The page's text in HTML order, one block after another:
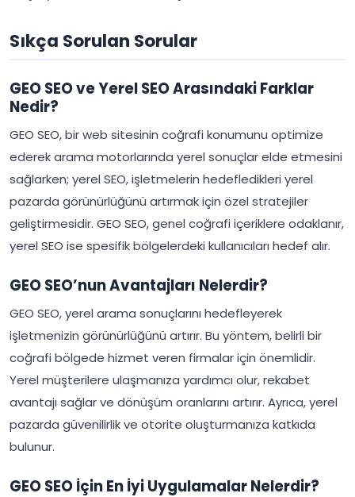
Sıkça Sorulan Sorular
GEO SEO ve Yerel SEO Arasındaki Farklar
Nedir?
GEO SEO, bir web sitesinin coğrafi konumunu optimize
ederek arama motorlarında yerel sonuçlar elde etmesini
sağlarken; yerel SEO, işletmelerin hedefledikleri yerel
pazarda görünürlüğünü artırmak için özel stratejiler
geliştirmesidir. GEO SEO, genel coğrafi içeriklere odaklanır,
yerel SEO ise spesifik bölgelerdeki kullanıcıları hedef alır.
GEO SEO’nun Avantajları Nelerdir?
GEO SEO, yerel arama sonuçlarını hedefleyerek
işletmenizin görünürlüğünü artırır. Bu yöntem, belirli bir
coğrafi bölgede hizmet veren firmalar için önemlidir.
Yerel müşterilere ulaşmanıza yardımcı olur, rekabet
avantajı sağlar ve dönüşüm oranlarını artırır. Ayrıca, yerel
pazarda güvenilirlik ve otorite oluşturmanıza katkıda
bulunur.
GEO SEO İçin En İyi Uygulamalar Nelerdir?